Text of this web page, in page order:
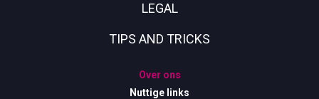
LEGAL
TIPS AND TRICKS
Over ons
Nuttige links